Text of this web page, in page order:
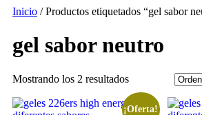
Inicio / Productos etiquetados “gel sabor
gel sabor neutro
Mostrando los 2 resultados
¡Oferta!